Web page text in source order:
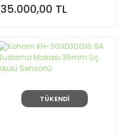
35.000,00 TL
TÜKENDİ